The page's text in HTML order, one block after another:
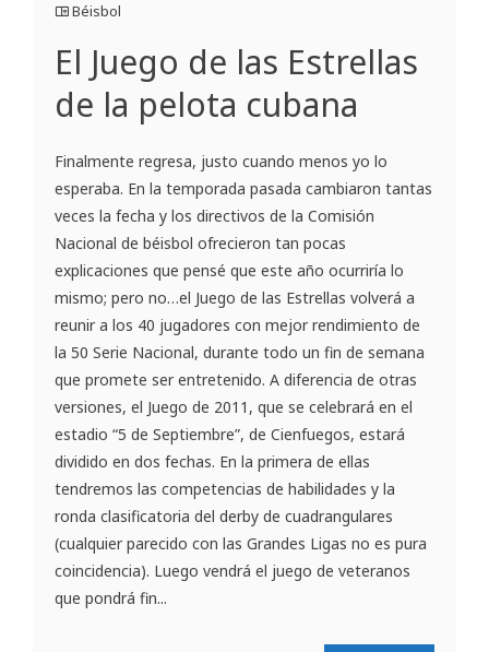
Béisbol
El Juego de las Estrellas
de la pelota cubana
Finalmente regresa, justo cuando menos yo lo
esperaba. En la temporada pasada cambiaron tantas
veces la fecha y los directivos de la Comisión
Nacional de béisbol ofrecieron tan pocas
explicaciones que pensé que este año ocurriría lo
mismo; pero no…el Juego de las Estrellas volverá a
reunir a los 40 jugadores con mejor rendimiento de
la 50 Serie Nacional, durante todo un fin de semana
que promete ser entretenido. A diferencia de otras
versiones, el Juego de 2011, que se celebrará en el
estadio “5 de Septiembre”, de Cienfuegos, estará
dividido en dos fechas. En la primera de ellas
tendremos las competencias de habilidades y la
ronda clasificatoria del derby de cuadrangulares
(cualquier parecido con las Grandes Ligas no es pura
coincidencia). Luego vendrá el juego de veteranos
que pondrá fin...